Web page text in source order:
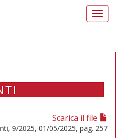
Scarica il file
9/2025, 01/05/2025, pag. 257